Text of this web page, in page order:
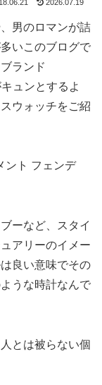
2026.07.19
男のロマンが詰
いこのブログで
ランド
ュンとするよ
ウォッチをご紹
ント フェンデ
ーなど、スタイ
アリーのイメー
良い意味でその
うな時計なんで
とは被らない個